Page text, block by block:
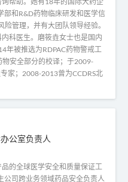
部和R&D药物临床研发和医学信
管理，并有大团队领导经验。
科医生。磨筱垚女士也是国内
年被推选为RDPAC药物警戒工
安全部分的校译；于2009-
家；2008-2013曾为CCDRS北
公室负责人
的全球医学安全和质量保证工
司跨业务领域药品安全负责人